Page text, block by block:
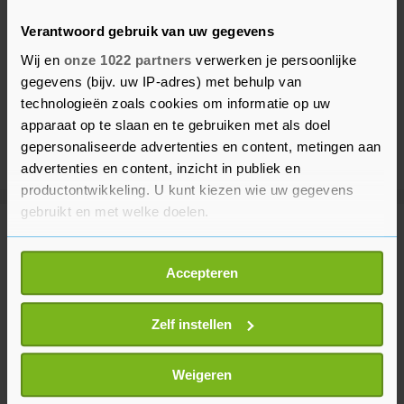
Verantwoord gebruik van uw gegevens
Wij en onze 1022 partners verwerken je persoonlijke
gegevens (bijv. uw IP-adres) met behulp van
technologieën zoals cookies om informatie op uw
apparaat op te slaan en te gebruiken met als doel
gepersonaliseerde advertenties en content, metingen aan
advertenties en content, inzicht in publiek en
productontwikkeling. U kunt kiezen wie uw gegevens
gebruikt en met welke doelen.
Als u het toestaat, willen we ook graag:
Informatie verzamelen over uw geografische
locatie, die tot een paar meter nauwkeurig kan zijn
Uw apparaat identificeren door het actief te
scannen op specifieke eigenschappen (fingerprinting)
Lees meer over hoe uw persoonlijke gegevens worden
verwerkt en stel uw voorkeuren in het
Accepteren
Zelf instellen
Weigeren
Meer uit Binnenland
Boeren zoeken in Ommen steun bij
gemeente om stikstofplannen